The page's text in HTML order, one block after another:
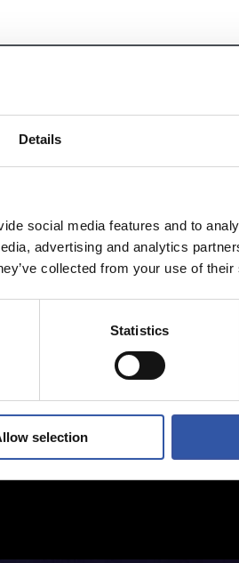
Details
social media features and to
advertising and analytics
collected from your use of
Statistics
selection
CADETE A
Arrancan los